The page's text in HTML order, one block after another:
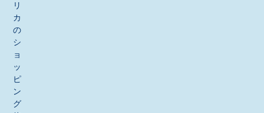
リ
カ
の
シ
ョ
ッ
ピ
ン
グ